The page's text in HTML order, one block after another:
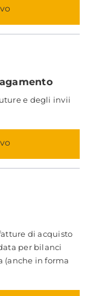
e degli invii
di acquisto
per bilanci
(anche in forma